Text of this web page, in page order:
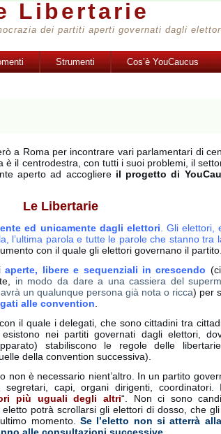
Libertarie
dei partiti aperti governati dagli
Strumenti Cos’è YouCaucus
a Roma per incontrare vari parlamentari di
è il centrodestra, con tutti i suoi problemi, il
aperto ad accogliere il progetto di
Le Libertarie
ed unicamente dagli elettori . Gli elettori,
l’ultima parola e tutte le parole che stanno tra
con il quale gli elettori governano il partito.
aperte, libere e sequenziali in crescendo
in modo da dare a una cassiera del
un qualunque persona già nota o ricca) per
alle convention
il quale i delegati, che sono cittadini tra
nei partiti governati dagli elettori,
stabiliscono le regole delle
della convention successiva).
non è necessario nient’altro. In un partito
capi, organi dirigenti, coordinatori.
più uguali degli altri“. Non ci sono
potrà scrollarsi gli elettori di dosso, che
momento. Se l’eletto non si atterrà